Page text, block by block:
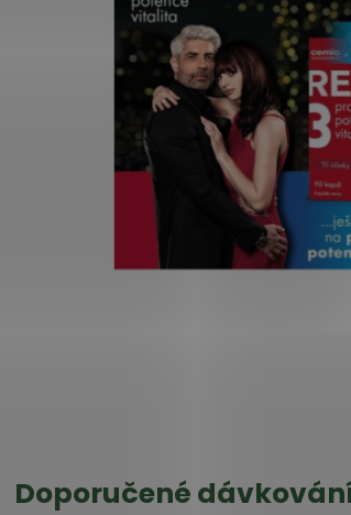
Doporučené